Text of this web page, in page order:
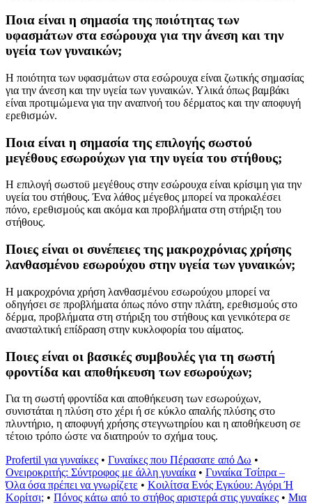
Ποια είναι η σημασία της ποιότητας των
υφασμάτων στα εσώρουχα για την άνεση και την
υγεία των γυναικών;
Η ποιότητα των υφασμάτων στα εσώρουχα είναι ζωτικής σημασίας
για την άνεση και την υγεία των γυναικών. Υλικά όπως βαμβάκι
είναι προτιμώμενα για την αναπνοή του δέρματος και την αποφυγή
ερεθισμών.
Ποια είναι η σημασία της επιλογής σωστού
μεγέθους εσωρούχων για την υγεία του στήθους;
Η επιλογή σωστοϋ μεγέθους στην εσώρουχα είναι κρίσιμη για την
υγεία του στήθους. Ένα λάθος μέγεθος μπορεί να προκαλέσει
πόνο, ερεθισμούς και ακόμα και προβλήματα στη στήριξη του
στήθους.
Ποιες είναι οι συνέπειες της μακροχρόνιας χρήσης
λανθασμένου εσωρούχου στην υγεία των γυναικών;
Η μακροχρόνια χρήση λανθασμένου εσωρούχου μπορεί να
οδηγήσει σε προβλήματα όπως πόνο στην πλάτη, ερεθισμούς στο
δέρμα, προβλήματα στη στήριξη του στήθους και γενικότερα σε
ανασταλτική επίδραση στην κυκλοφορία του αίματος.
Ποιες είναι οι βασικές συμβουλές για τη σωστή
φροντίδα και αποθήκευση των εσωρούχων;
Για τη σωστή φροντίδα και αποθήκευση των εσωρούχων,
συνιστάται η πλύση στο χέρι ή σε κύκλο απαλής πλύσης στο
πλυντήριο, η αποφυγή χρήσης στεγνωτηρίου και η αποθήκευση σε
τέτοιο τρόπο ώστε να διατηρούν το σχήμα τους.
Profertil για γυναίκες • Γυναίκες που Πέρασατε από Δω •
Ονειροκριτής: Σύντροφος με άλλη γυναίκα • Γυναίκα Τσίπρα –
Όλα όσα πρέπει να γνωρίζετε • Κοιλίτσα Ενός Εγκύου: Αγόρι Ή
Κορίτσι; • Πόνος κάτω από το στήθος αριστερά στις γυναίκες • Μια